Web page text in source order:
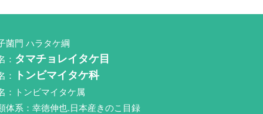
菌門 ハラタケ綱
： タマチョレイタケ目
： トンビマイタケ科
：トンビマイタケ属
体系：幸徳伸也.日本産きのこ目録